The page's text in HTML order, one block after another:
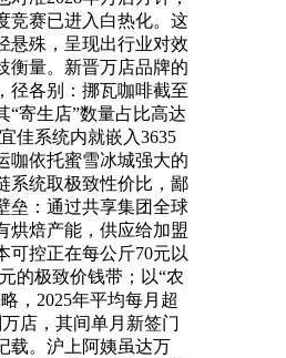
竞赛已进入白热化。这
悬殊，呈现出行业对效
衡量。新晋万店品牌的
径各别：挪瓦咖啡截至
“寄生店”数量占比高达
佳系统内就嵌入3635
咖依托蜜雪冰城强大的
系统取极致性价比，鄙
垒：通过共享集团全球
烘焙产能，供应给加盟
可控正在每公斤70元以
的极致价钱带；以“农
，2025年平均每月超
店，其间单月新签门
载。沪上阿姨虽达万